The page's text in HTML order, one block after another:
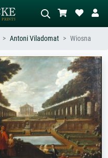
Wyszukiwanie obrazów AI
Opisz scenę – np. zielona łąka,
abstrakcja z czerwienią, ciemny olej,
stojący akt obok drzewa.
Antoni Viladomat Wiosna